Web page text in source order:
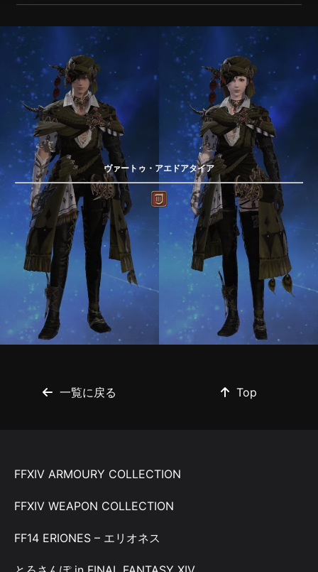
ヴァートゥ・アエドアタイア
一覧に戻る Top
FFXIV ARMOURY COLLECTION
FFXIV WEAPON COLLECTION
FF14 ERIONES – エリオネス